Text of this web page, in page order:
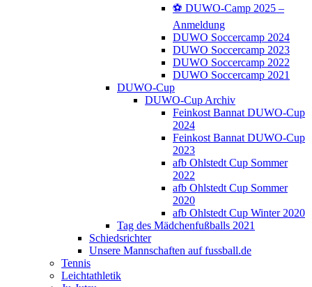
⚽️ DUWO-Camp 2025 –
Anmeldung
DUWO Soccercamp 2024
DUWO Soccercamp 2023
DUWO Soccercamp 2022
DUWO Soccercamp 2021
DUWO-Cup
DUWO-Cup Archiv
Feinkost Bannat DUWO-Cup
2024
Feinkost Bannat DUWO-Cup
2023
afb Ohlstedt Cup Sommer
2022
afb Ohlstedt Cup Sommer
2020
afb Ohlstedt Cup Winter 2020
Tag des Mädchenfußballs 2021
Schiedsrichter
Unsere Mannschaften auf fussball.de
Tennis
Leichtathletik